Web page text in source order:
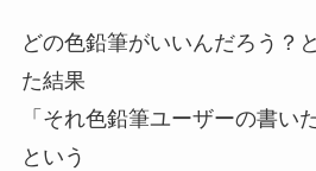
どの色鉛筆がいいんだろう？
た結果
「それ色鉛筆ユーザーの書い
という